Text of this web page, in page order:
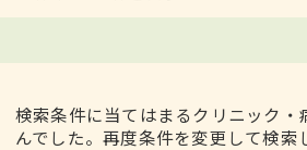
検索条件に当てはまるクリニック・
んでした。再度条件を変更して検索